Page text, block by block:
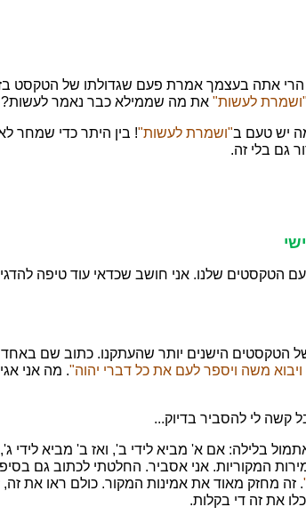
הרי אתה בעצמך אמרת פעם שגדולתו של הטקסט בזה
"ושמרת לעשות" את מה שממילא כבר נאמר לעשות?
יש טעם ב"ושמרת לעשות"! בין היתר כדי שמחר
גם בלי זה.
הטקסטים שלנו. אני חושב שכדאי עוד טיפה
הטקסטים הישנים יותר שהעתקנו. כתוב שם
ויבוא משה ויספר לעם את כל דברי יהוה". מה אני
קשה לי להסביר בדיוק...
בלילה: אם א' מביא לידי ב', ואז ב' מביא לידי
המקוריות. אני אסביר. החלטתי לכתוב גם
. זה מחזק מאוד את אמינות המקור. כולם ראו את
את זה די בקלות.